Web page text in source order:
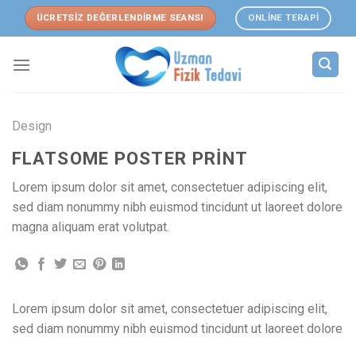
ÜCRETSİZ DEĞERLENDİRME SEANSI ONLİNE TERAPİ
Design
FLATSOME POSTER PRINT
Lorem ipsum dolor sit amet, consectetuer adipiscing elit,
sed diam nonummy nibh euismod tincidunt ut laoreet dolore
magna aliquam erat volutpat.
Lorem ipsum dolor sit amet, consectetuer adipiscing elit,
sed diam nonummy nibh euismod tincidunt ut laoreet dolore